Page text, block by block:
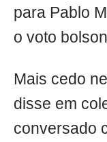
para Pablo
o voto
Mais cedo
disse em
conversado